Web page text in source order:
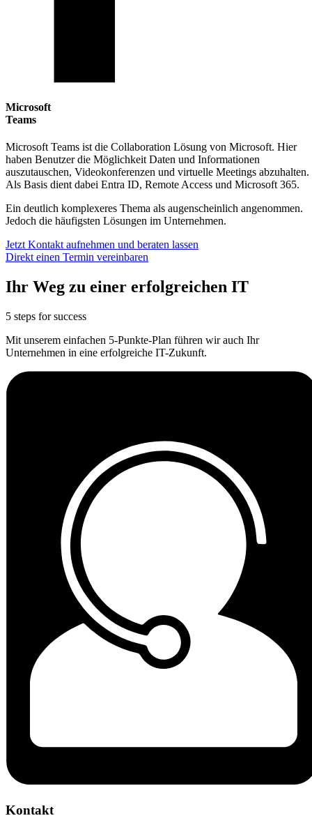
Microsoft
Teams
Microsoft Teams ist die Collaboration Lösung von Microsoft. Hier
haben Benutzer die Möglichkeit Daten und Informationen
auszutauschen, Videokonferenzen und virtuelle Meetings abzuhalten.
Als Basis dient dabei Entra ID, Remote Access und Microsoft 365.
Ein deutlich komplexeres Thema als augenscheinlich angenommen.
Jedoch die häufigsten Lösungen im Unternehmen.
Jetzt Kontakt aufnehmen und beraten lassen
Direkt einen Termin vereinbaren
Ihr Weg zu einer erfolgreichen IT
5 steps for success
Mit unserem einfachen 5-Punkte-Plan führen wir auch Ihr
Unternehmen in eine erfolgreiche IT-Zukunft.
Kontakt